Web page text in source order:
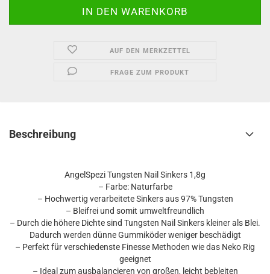
AUF DEN MERKZETTEL
FRAGE ZUM PRODUKT
Beschreibung
AngelSpezi Tungsten Nail Sinkers 1,8g
– Farbe: Naturfarbe
– Hochwertig verarbeitete Sinkers aus 97% Tungsten
– Bleifrei und somit umweltfreundlich
– Durch die höhere Dichte sind Tungsten Nail Sinkers kleiner als Blei.
Dadurch werden dünne Gummiköder weniger beschädigt
– Perfekt für verschiedenste Finesse Methoden wie das Neko Rig
geeignet
– Ideal zum ausbalancieren von großen, leicht bebleiten